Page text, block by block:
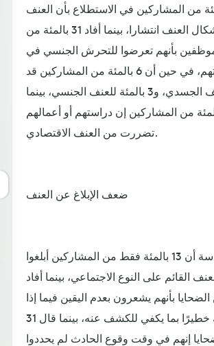
57 بالمئة من المشاركين في الاستطلاع بأن العنف
النفسي أكثر أشكال العنف انتشارا، بينما أفاد 31 بالمئة من
بأنهم تعرضوا للتحرش الجنسي في
مؤسساتهم، في حين أن 6 بالمئة من المشاركين قد
تعرضوا للعنف الجسدي، و3 بالمئة للعنف الجنسي، بينما
1 بالمئة من المشاركين إن دراستهم أو أعمالهم
تضررت من العنف الاقتصادي.
ضعف الإبلاغ عن العنف
وأوضحت الدراسة أن 13 بالمئة فقط من المشاركين أبلغوا
القائم على النوع الاجتماعي، بينما أفاد
الضحايا بأنهم يشعرون بعدم اليقين فيما إذا
كان السلوك خطيرًا بما يكفي للكشف عنه، بينما قال 31
إنهم في وقت وقوع الحادث لم يحددوا